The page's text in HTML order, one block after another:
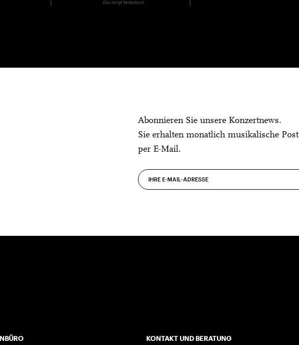
Abonnieren Sie unsere Konzertnews.
Sie erhalten monatlich musikalische Post
per E-Mail.
KONTAKT UND BERATUNG